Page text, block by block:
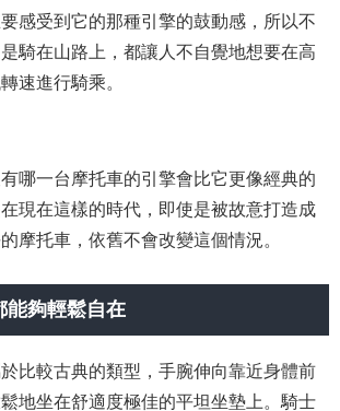
感受到它的那種引擎的鼓動感，所以不
騎在山路上，都讓人不自覺地想要在高
速進行騎乘。
哪一台摩托車的引擎會比它更像經典的
現在這樣的時代，即使是被故意打造成
摩托車，依舊不會改變這個情況。
能夠輕鬆自在
比較古典的類型，手腕伸向靠近身體前
地坐在舒適度極佳的平坦坐墊上。騎士